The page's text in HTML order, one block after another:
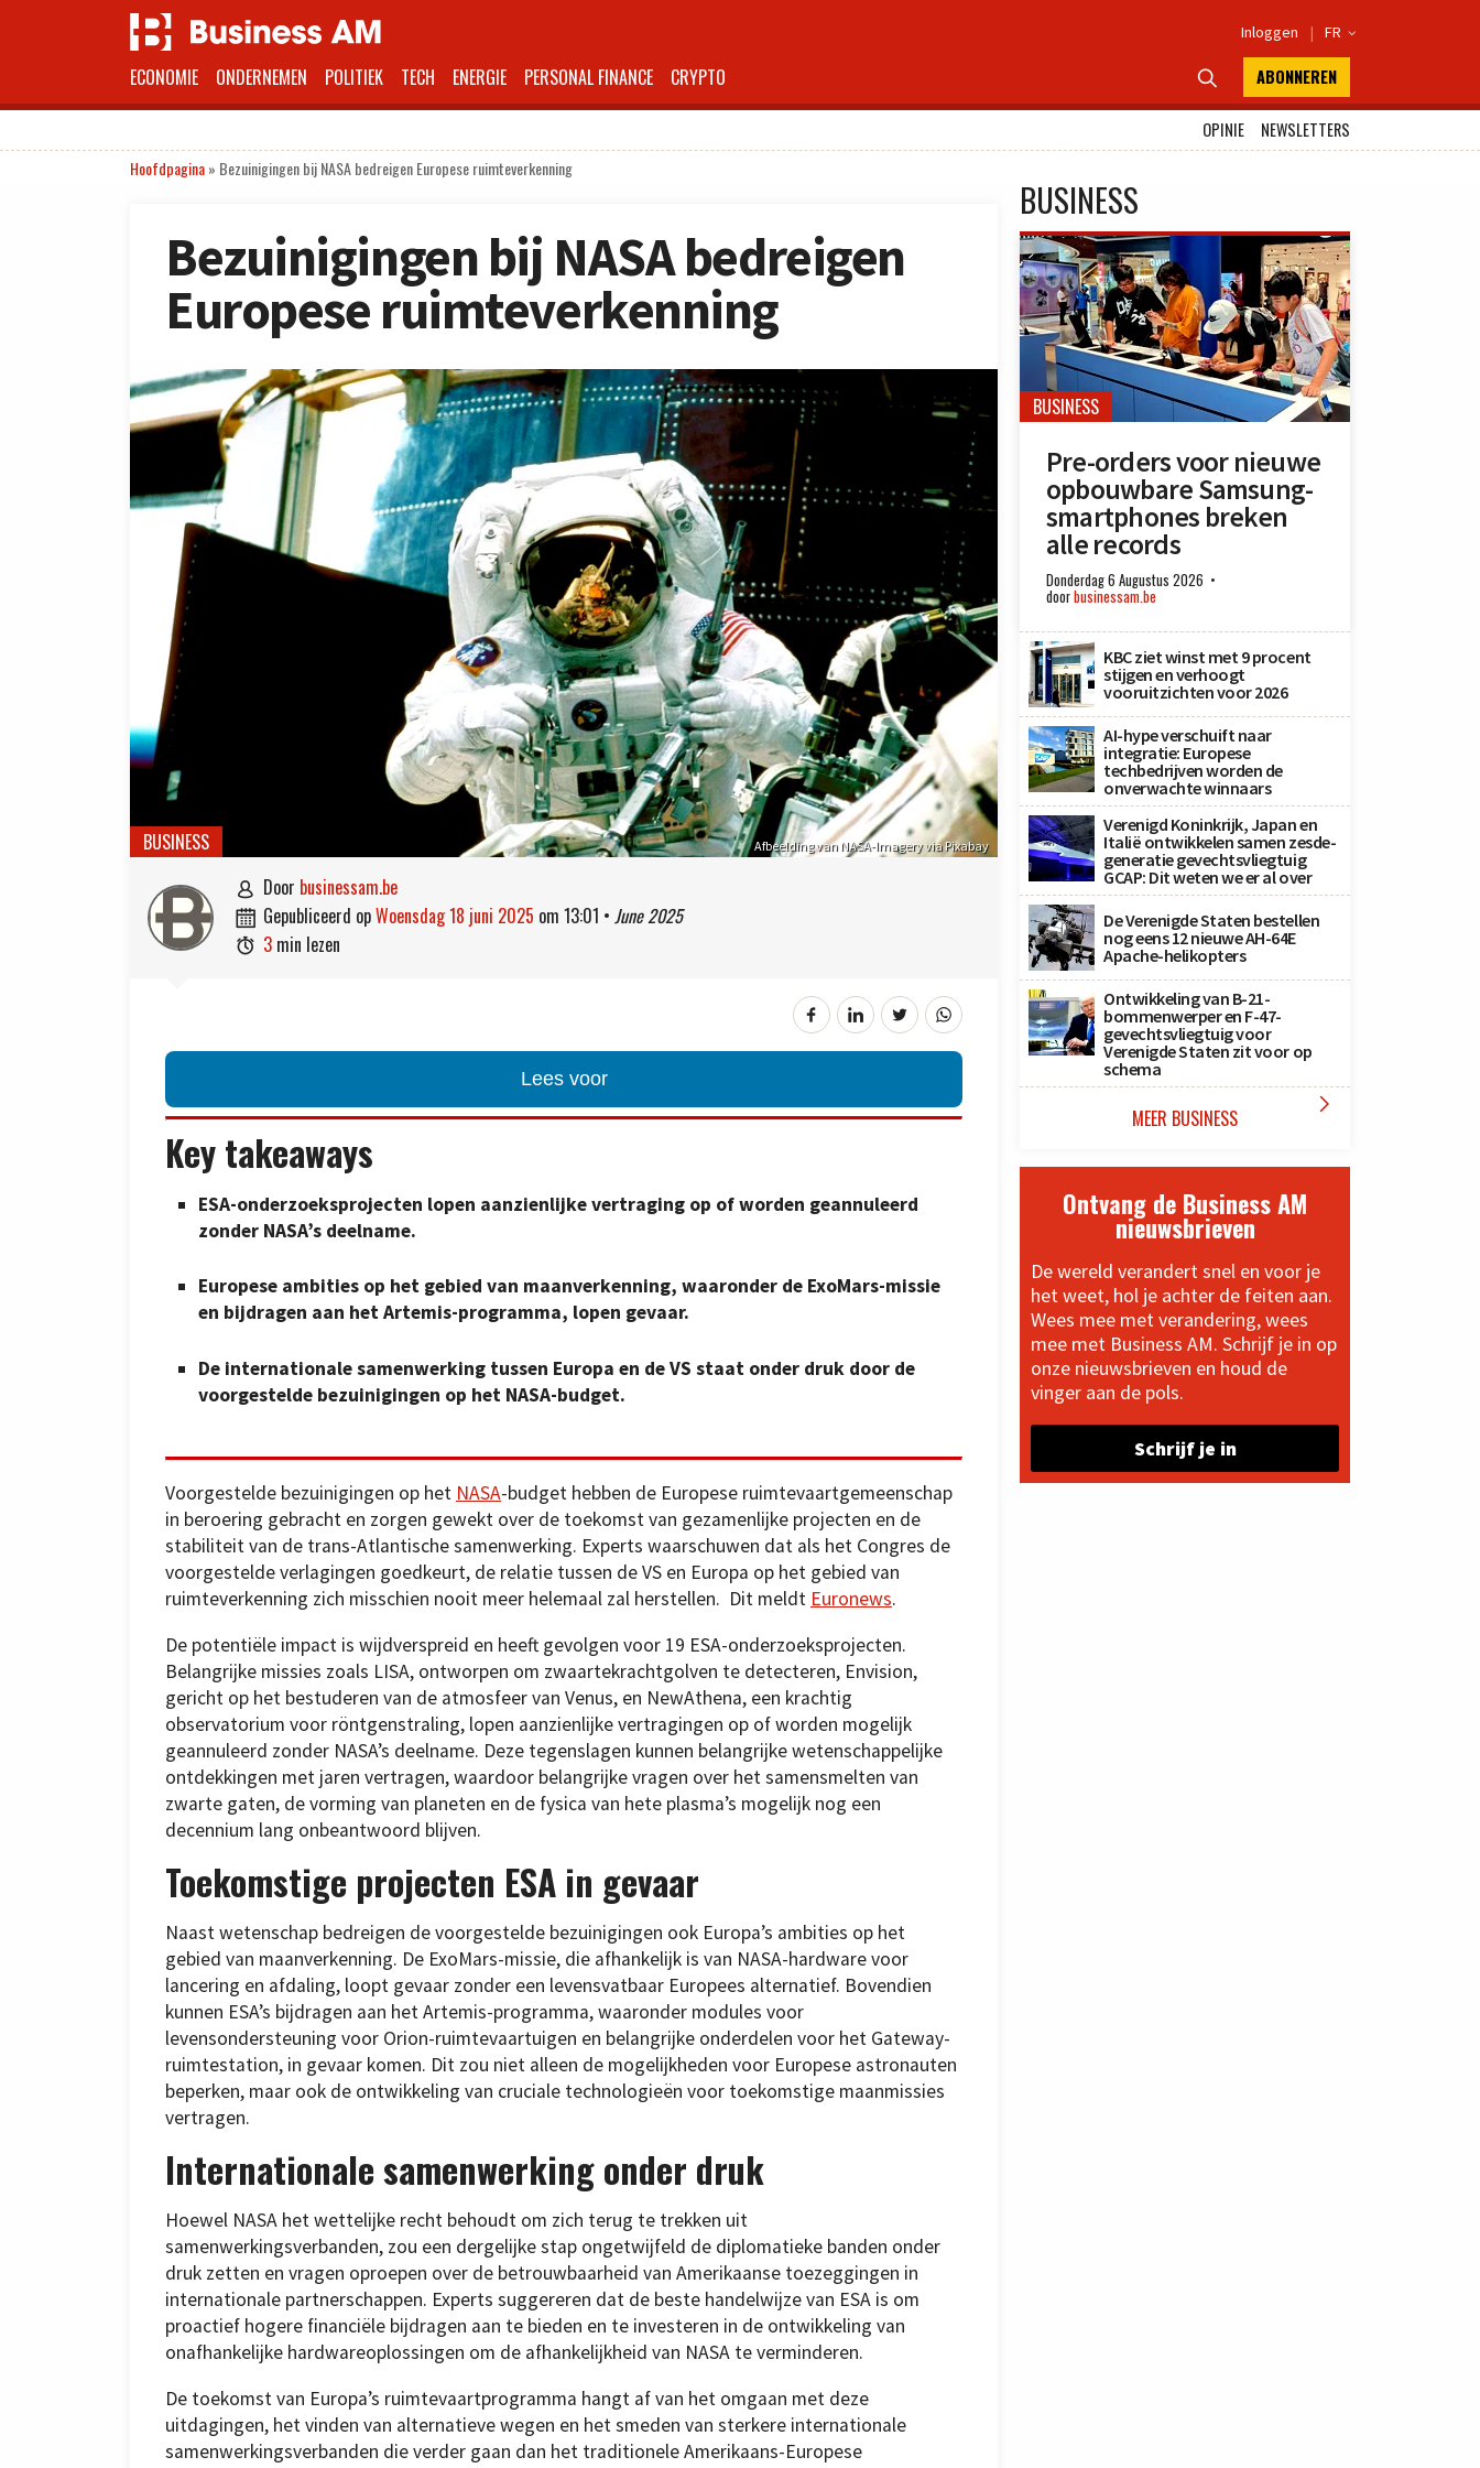
Inloggen | FR 
ECONOMIE ONDERNEMEN POLITIEK TECH ENERGIE PERSONAL FINANCE CRYPTO  ABONNEREN
OPINIE
NEWSLETTERS
Hoofdpagina» Bezuinigingen bij NASA bedreigen Europese ruimteverkenning
Bezuinigingen bij NASA bedreigen
Europese ruimteverkenning
Afbeelding van NASA-Imagery via Pixabay
BUSINESS
 door businessam.be
 gepubliceerd op woensdag 18 juni 2025 om 13:01 • June 2025
 3 min lezen
Lees voor
Key takeaways
ESA-onderzoeksprojecten lopen aanzienlijke vertraging op of worden geannuleerd
zonder NASA’s deelname.
Europese ambities op het gebied van maanverkenning, waaronder de ExoMars-missie
en bijdragen aan het Artemis-programma, lopen gevaar.
De internationale samenwerking tussen Europa en de VS staat onder druk door de
voorgestelde bezuinigingen op het NASA-budget.
Voorgestelde bezuinigingen op het NASA-budget hebben de Europese ruimtevaartgemeenschap
in beroering gebracht en zorgen gewekt over de toekomst van gezamenlijke projecten en de
stabiliteit van de trans-Atlantische samenwerking. Experts waarschuwen dat als het Congres de
voorgestelde verlagingen goedkeurt, de relatie tussen de VS en Europa op het gebied van
ruimteverkenning zich misschien nooit meer helemaal zal herstellen. Dit meldt Euronews.
De potentiële impact is wijdverspreid en heeft gevolgen voor 19 ESA-onderzoeksprojecten.
Belangrijke missies zoals LISA, ontworpen om zwaartekrachtgolven te detecteren, Envision,
gericht op het bestuderen van de atmosfeer van Venus, en NewAthena, een krachtig
observatorium voor röntgenstraling, lopen aanzienlijke vertragingen op of worden mogelijk
geannuleerd zonder NASA’s deelname. Deze tegenslagen kunnen belangrijke wetenschappelijke
ontdekkingen met jaren vertragen, waardoor belangrijke vragen over het samensmelten van
zwarte gaten, de vorming van planeten en de fysica van hete plasma’s mogelijk nog een
decennium lang onbeantwoord blijven.
Toekomstige projecten ESA in gevaar
Naast wetenschap bedreigen de voorgestelde bezuinigingen ook Europa’s ambities op het
gebied van maanverkenning. De ExoMars-missie, die afhankelijk is van NASA-hardware voor
lancering en afdaling, loopt gevaar zonder een levensvatbaar Europees alternatief. Bovendien
kunnen ESA’s bijdragen aan het Artemis-programma, waaronder modules voor
levensondersteuning voor Orion-ruimtevaartuigen en belangrijke onderdelen voor het Gateway-
ruimtestation, in gevaar komen. Dit zou niet alleen de mogelijkheden voor Europese astronauten
beperken, maar ook de ontwikkeling van cruciale technologieën voor toekomstige maanmissies
vertragen.
Internationale samenwerking onder druk
Hoewel NASA het wettelijke recht behoudt om zich terug te trekken uit
samenwerkingsverbanden, zou een dergelijke stap ongetwijfeld de diplomatieke banden onder
druk zetten en vragen oproepen over de betrouwbaarheid van Amerikaanse toezeggingen in
internationale partnerschappen. Experts suggereren dat de beste handelwijze van ESA is om
proactief hogere financiële bijdragen aan te bieden en te investeren in de ontwikkeling van
onafhankelijke hardwareoplossingen om de afhankelijkheid van NASA te verminderen.
De toekomst van Europa’s ruimtevaartprogramma hangt af van het omgaan met deze
uitdagingen, het vinden van alternatieve wegen en het smeden van sterkere internationale
samenwerkingsverbanden die verder gaan dan het traditionele Amerikaans-Europese
BUSINESS
BUSINESS
Pre-orders voor nieuwe
opbouwbare Samsung-
smartphones breken
alle records
Donderdag 6 Augustus 2026
doorbusinessam.be
KBC ziet winst met 9 procent
stijgen en verhoogt
vooruitzichten voor 2026
AI-hype verschuift naar
integratie: Europese
techbedrijven worden de
onverwachte winnaars
Verenigd Koninkrijk, Japan en
Italië ontwikkelen samen zesde-
generatie gevechtsvliegtuig
GCAP: Dit weten we er al over
De Verenigde Staten bestellen
nog eens 12 nieuwe AH-64E
Apache-helikopters
Ontwikkeling van B-21-
bommenwerper en F-47-
gevechtsvliegtuig voor
Verenigde Staten zit voor op
schema
MEER BUSINESS 
Ontvang de Business AM
nieuwsbrieven
De wereld verandert snel en voor je
het weet, hol je achter de feiten aan.
Wees mee met verandering, wees
mee met Business AM. Schrijf je in op
onze nieuwsbrieven en houd de
vinger aan de pols.
Schrijf je in